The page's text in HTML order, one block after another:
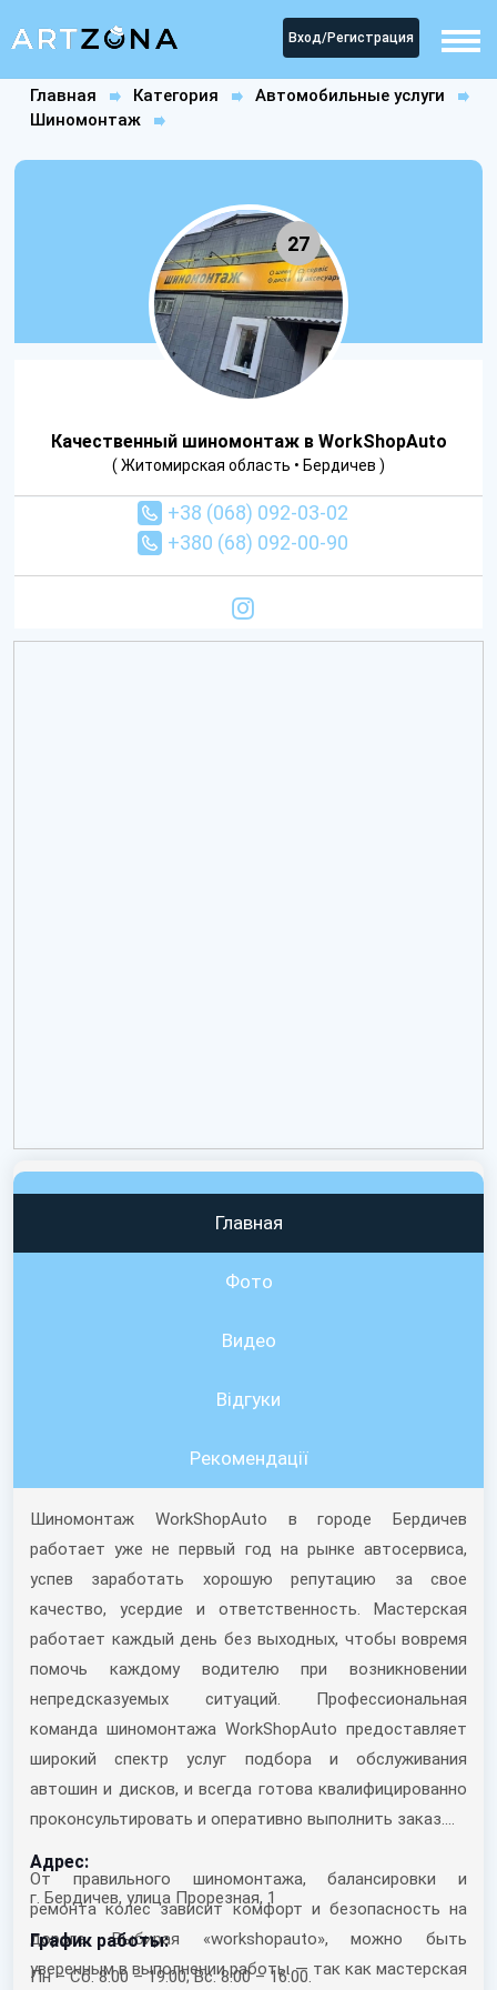
Вход/Регистрация
Главная Категория
Автомобильные услуги
Шиномонтаж
27
Качественный шиномонтаж в WorkShopAuto
( Житомирская область • Бердичев )
+38 (068) 092-03-02
+380 (68) 092-00-90
Главная
Фото
Видео
Вiдгуки
Рекомендації
Шиномонтаж WorkShopAuto в городе Бердичев
работает уже не первый год на рынке автосервиса,
успев заработать хорошую репутацию за свое
качество, усердие и ответственность. Мастерская
работает каждый день без выходных, чтобы вовремя
помочь каждому водителю при возникновении
непредсказуемых ситуаций. Профессиональная
команда шиномонтажа WorkShopAuto предоставляет
широкий спектр услуг подбора и обслуживания
автошин и дисков, и всегда готова квалифицированно
проконсультировать и оперативно выполнить заказ.
От правильного шиномонтажа, балансировки и
ремонта колес зависит комфорт и безопасность на
дороге. Выбирая «workshopauto», можно быть
уверенным в выполнении работы — так как мастерская
Адрес:
г. Бердичев, улица Прорезная, 1
График работы:
Пн – Сб: 8:00 – 19:00; Вс: 8:00 – 16:00.